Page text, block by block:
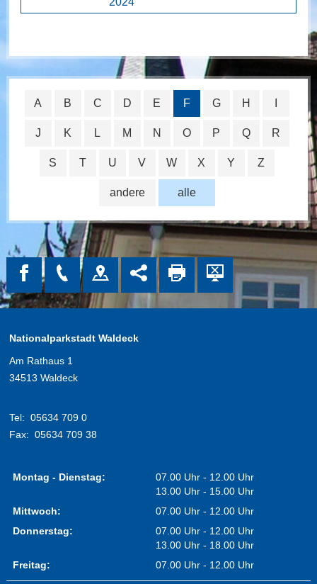
alle
A B C D E F G H
J K L M N O P Q R
S T U V W X Y Z
andere
Nationalparkstadt Waldeck
Am Rathaus 1
34513 Waldeck
Tel: 05634 709 0
Fax: 05634 709 38
Montag - Dienstag:
07.00 Uhr - 12.00 Uhr
13.00 Uhr - 15.00 Uhr
Mittwoch:
07.00 Uhr - 12.00 Uhr
Donnerstag:
07.00 Uhr - 12.00 Uhr
13.00 Uhr - 18.00 Uhr
Freitag:
07.00 Uhr - 12.00 Uhr